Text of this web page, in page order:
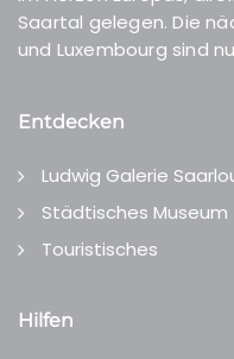
Saartal gelegen. Die
und Luxembourg sind
Entdecken
Ludwig Galerie
Städtisches Museum
Touristisches
Hilfen